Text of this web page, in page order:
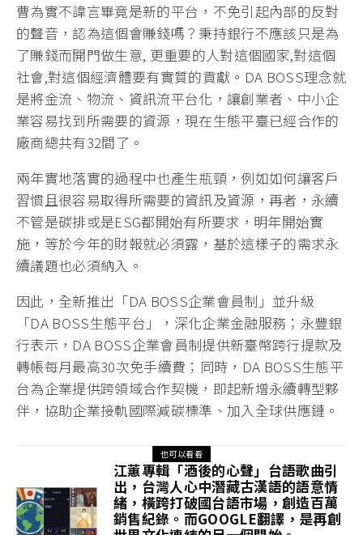
曹為實不諱言畢竟是新的平台，不免引起內部的反對
的聲音，認為這個會賺錢嗎？秉持銀行不應該只是為
了賺錢而開門做生意, 更重要的人對這個國家,對這個
社會,對這個經濟體要有實質的貢獻。DA BOSS理念就
是將金流、物流、資訊流平台化，讓創業者、中小企
業容易找到所需要的資源，現在生態平臺已經合作的
廠商總共有32間了。
兩年實地落實的過程中也產生瓶頸，例如如何讓客戶
習慣且很容易取得所需要的資訊及資源，再者，永續
不管是碳排或是ESG都開始有所要求，明年開始實
施，等於今年的財報就必須露，基於這樣子的需求永
續議題也必須納入。
因此，全新推出「DA BOSS企業會員制」並升級
「DA BOSS生態平台」，深化企業金融服務；永豐銀
行表示，DA BOSS企業會員制提供新臺幣跨行提款及
轉帳每月最高30次免手續費；同時，DA BOSS生態平
台為企業提供跨領域合作契機，即起新增永續轉型夥
伴，協助企業接軌國際減碳標準、加入全球供應鏈。
也可以看看
江蕙專輯「酒後的心聲」台語歌曲引
出，台灣人心中潛藏古漢語的語意情
緒，橫跨打破國台語市場，創造百萬
銷售紀錄。而GOOGLE翻譯，是再創